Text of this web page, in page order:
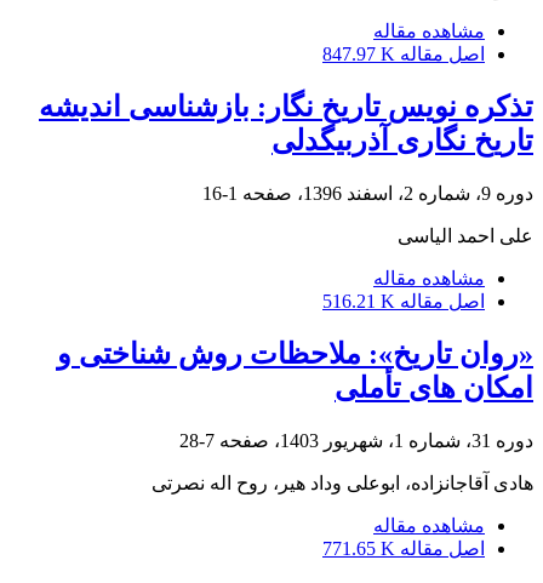
مشاهده مقاله
اصل مقاله 847.97 K
تذکره نویس تاریخ نگار: بازشناسی اندیشه
تاریخ نگاری آذربیگدلی
دوره 9، شماره 2، اسفند 1396، صفحه 1-16
علی احمد الیاسی
مشاهده مقاله
اصل مقاله 516.21 K
«روان تاریخ»: ملاحظات روش شناختی و
امکان های تأملی
دوره 31، شماره 1، شهریور 1403، صفحه 7-28
هادی آقاجانزاده، ابوعلی وداد هیر، روح اله نصرتی
مشاهده مقاله
اصل مقاله 771.65 K